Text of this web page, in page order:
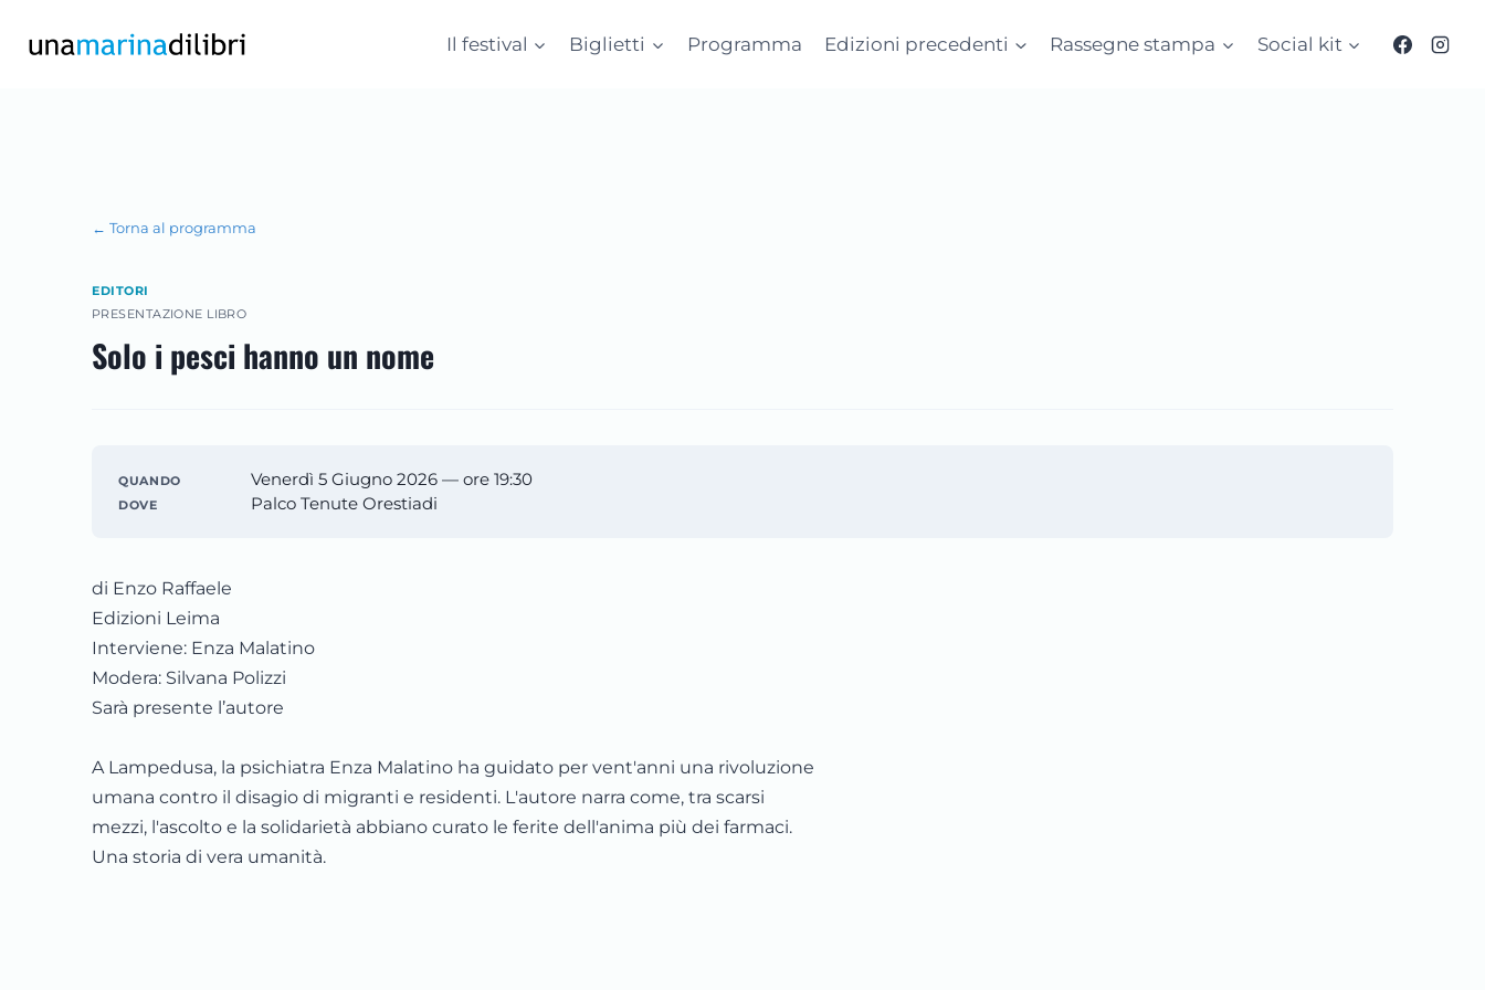
Il festival Biglietti Programma Edizioni precedenti Rassegne stampa Social kit
← Torna al programma
EDITORI
PRESENTAZIONE LIBRO
Solo i pesci hanno un nome
QUANDO Venerdì 5 Giugno 2026 — ore 19:30
DOVE Palco Tenute Orestiadi
di Enzo Raffaele
Edizioni Leima
Interviene: Enza Malatino
Modera: Silvana Polizzi
Sarà presente l’autore
A Lampedusa, la psichiatra Enza Malatino ha guidato per vent'anni una rivoluzione
umana contro il disagio di migranti e residenti. L'autore narra come, tra scarsi
mezzi, l'ascolto e la solidarietà abbiano curato le ferite dell'anima più dei farmaci.
Una storia di vera umanità.